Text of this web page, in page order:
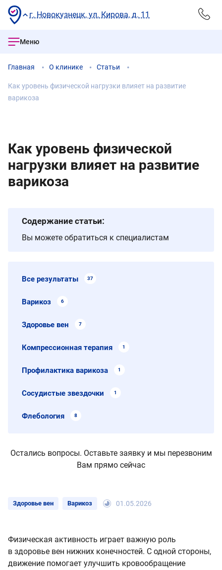
г. Новокузнецк, ул. Кирова, д. 11
Меню
Главная О клинике Статьи
Как уровень физической нагрузки влияет на развитие
варикоза
Как уровень физической
нагрузки влияет на развитие
варикоза
Здоровье вен Варикоз 01.05.2026
Физическая активность играет важную роль
в здоровье вен нижних конечностей. С одной стороны,
движение помогает улучшить кровообращение
Содержание статьи:
Вы можете обратиться к специалистам
Все результаты 37
Варикоз 6
Здоровье вен 7
Компрессионная терапия 1
Профилактика варикоза 1
Сосудистые звездочки 1
Флебология 8
Остались вопросы. Оставьте заявку и мы перезвоним
Вам прямо сейчас